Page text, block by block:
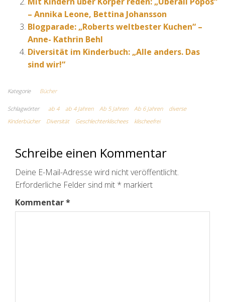
– Annika Leone, Bettina Johansson
Blogparade: „Roberts weltbester Kuchen“ –
Anne- Kathrin Behl
Diversität im Kinderbuch: „Alle anders. Das
sind wir!“
Kategorie Bücher
Schlagwörter ab 4 ab 4 Jahren Ab 5 Jahren Ab 6 Jahren
diverse
Kinderbücher
Diversität Geschlechterklischees klischeefrei
Schreibe einen Kommentar
Deine E-Mail-Adresse wird nicht veröffentlicht.
Erforderliche Felder sind mit * markiert
Kommentar*